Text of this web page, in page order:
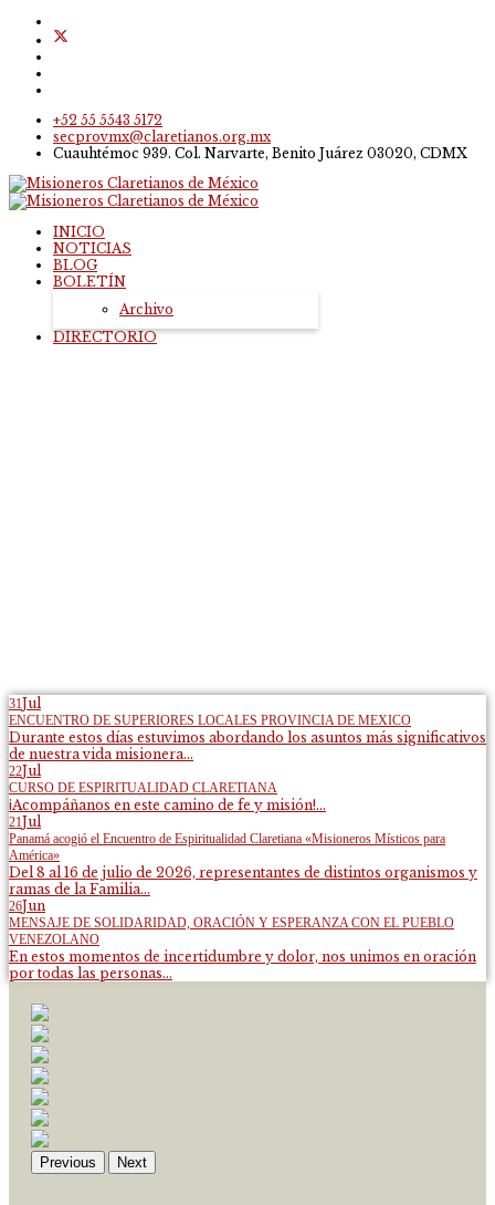
+52 55 5543 5172
secprovmx@claretianos.org.mx
Cuauhtémoc 939. Col. Narvarte, Benito Juárez 03020, CDMX
INICIO
NOTICIAS
BLOG
BOLETÍN
Archivo
DIRECTORIO
31Jul
ENCUENTRO DE SUPERIORES LOCALES PROVINCIA DE MEXICO
Durante estos días estuvimos abordando los asuntos más significativos
de nuestra vida misionera...
22Jul
CURSO DE ESPIRITUALIDAD CLARETIANA
¡Acompáñanos en este camino de fe y misión!...
21Jul
Panamá acogió el Encuentro de Espiritualidad Claretiana «Misioneros Místicos para
América»
Del 8 al 16 de julio de 2026, representantes de distintos organismos y
ramas de la Familia...
26Jun
MENSAJE DE SOLIDARIDAD, ORACIÓN Y ESPERANZA CON EL PUEBLO
VENEZOLANO
En estos momentos de incertidumbre y dolor, nos unimos en oración
por todas las personas...
Previous Next